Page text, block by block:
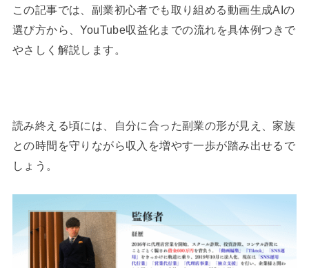
この記事では、副業初心者でも取り組める動画生成AIの
選び方から、YouTube収益化までの流れを具体例つきで
やさしく解説します。
読み終える頃には、自分に合った副業の形が見え、家族
との時間を守りながら収入を増やす一歩が踏み出せるで
しょう。